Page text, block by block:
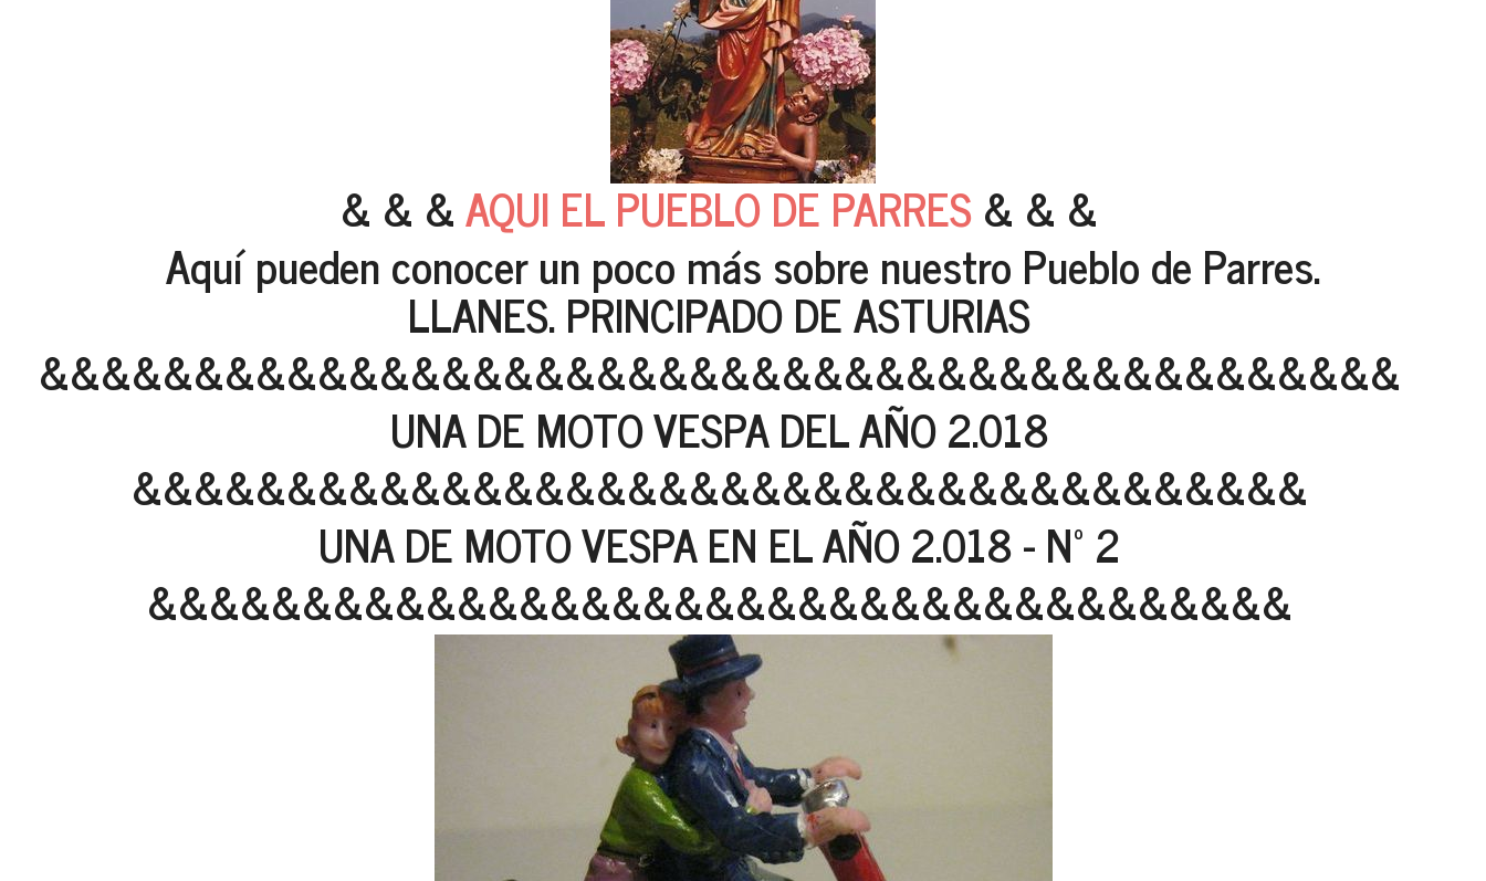
& & &AQUI EL PUEBLO DE PARRES& & &
Aquí pueden conocer un poco más sobre nuestro Pueblo de Parres.
LLANES. PRINCIPADO DE ASTURIAS
&&&&&&&&&&&&&&&&&&&&&&&&&&&&&&&&&&&&&&&&&&&&
UNA DE MOTO VESPA DEL AÑO 2.018
&&&&&&&&&&&&&&&&&&&&&&&&&&&&&&&&&&&&&&
UNA DE MOTO VESPA EN EL AÑO 2.018 - Nº 2
&&&&&&&&&&&&&&&&&&&&&&&&&&&&&&&&&&&&&